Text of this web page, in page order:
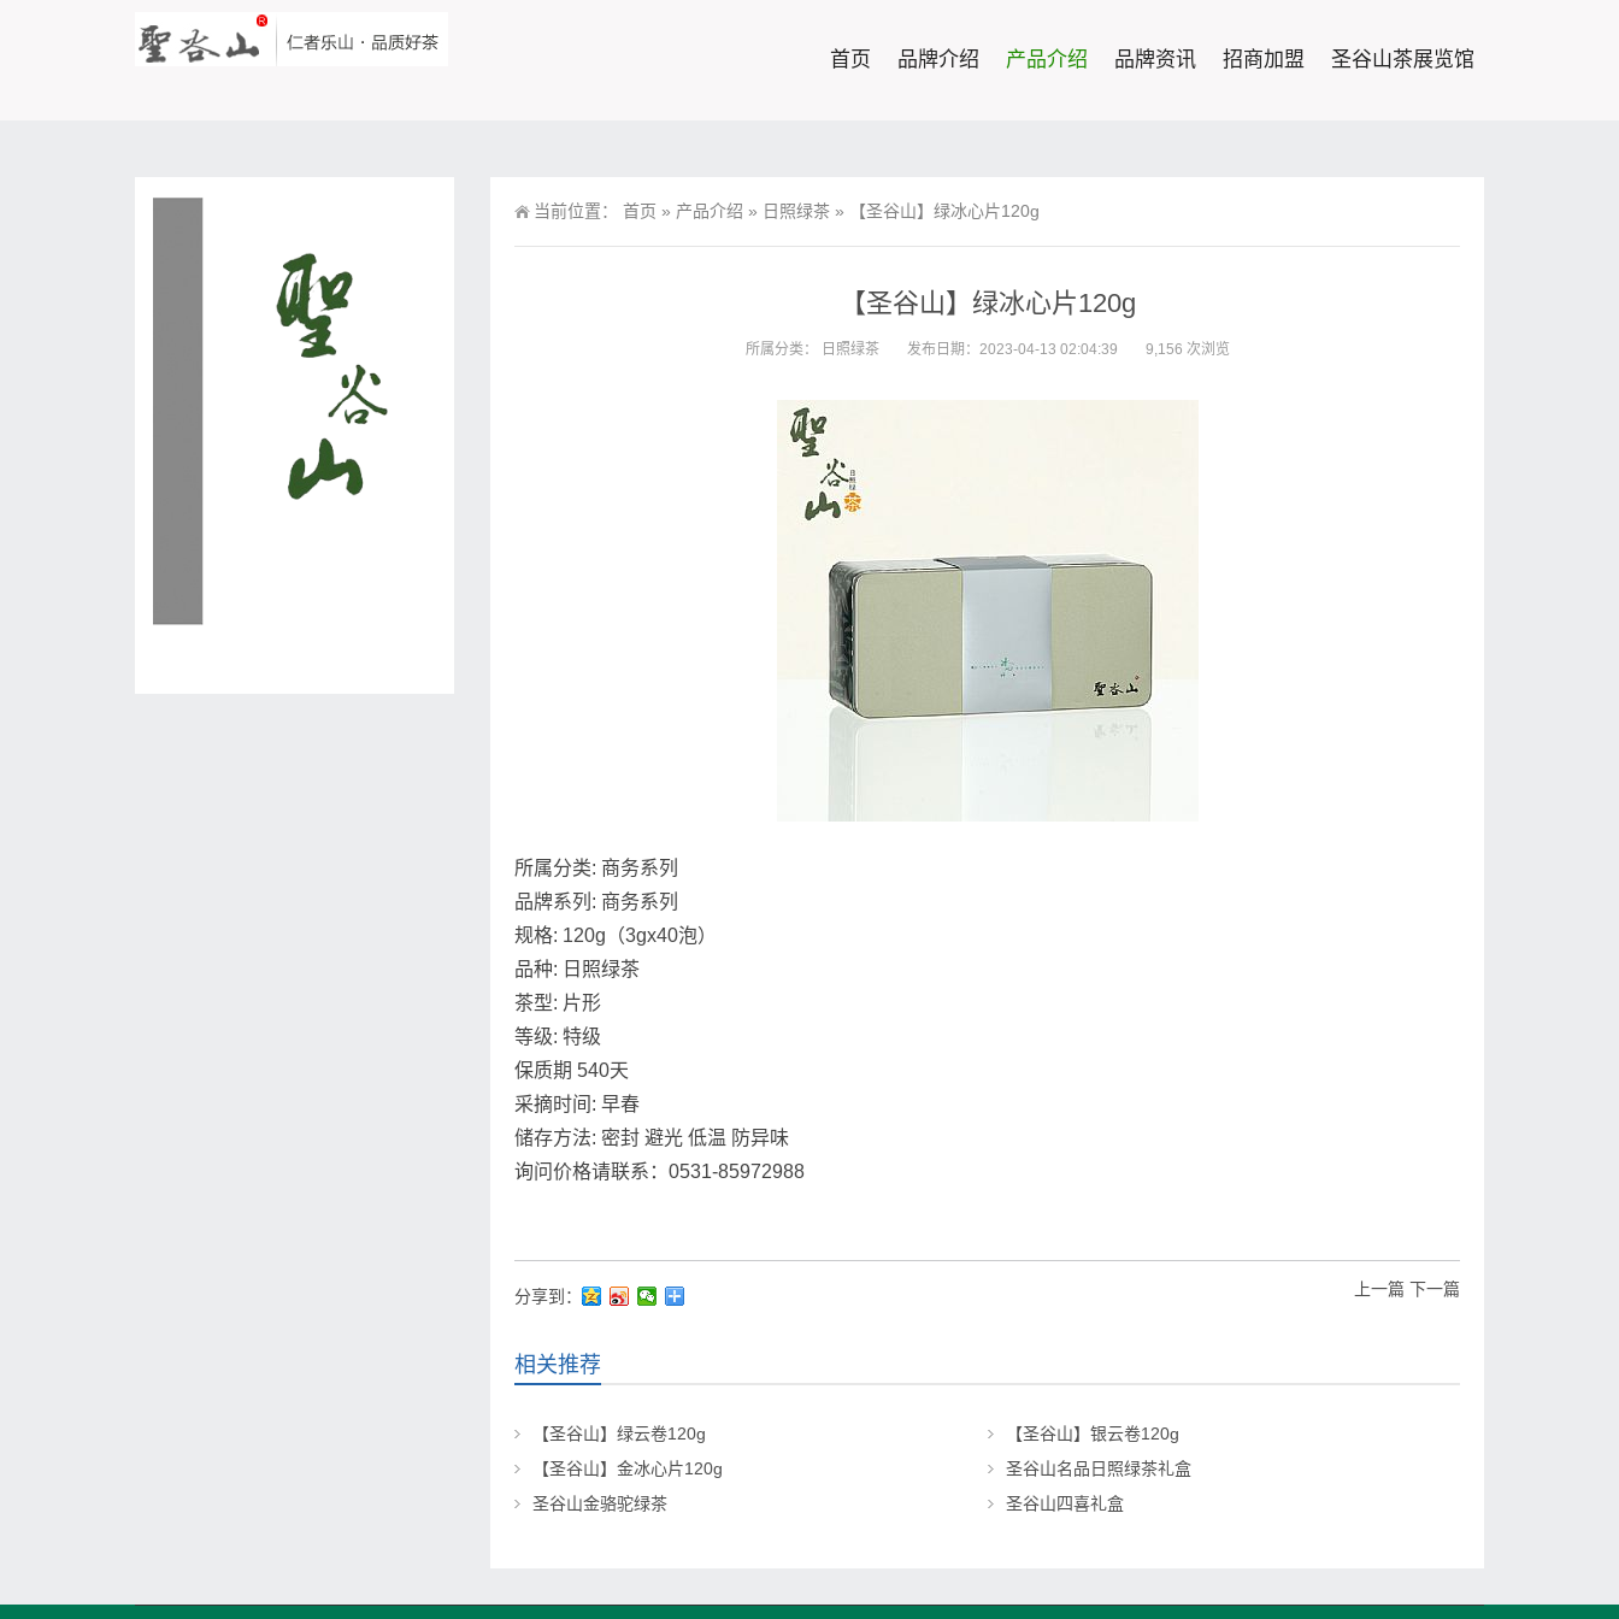
首页 品牌介绍 产品介绍 品牌资讯 招商加盟 圣谷山茶展览馆
当前位置： 首页 » 产品介绍 » 日照绿茶 » 【圣谷山】绿冰心片120g
【圣谷山】绿冰心片120g
所属分类： 日照绿茶 发布日期：2023-04-13 02:04:39 9,156 次浏览
所属分类: 商务系列
品牌系列: 商务系列
规格: 120g（3gx40泡）
品种: 日照绿茶
茶型: 片形
等级: 特级
保质期 540天
采摘时间: 早春
储存方法: 密封 避光 低温 防异味
询问价格请联系：0531-85972988
上一篇 下一篇
分享到：
相关推荐
【圣谷山】绿云卷120g
【圣谷山】银云卷120g
【圣谷山】金冰心片120g
圣谷山名品日照绿茶礼盒
圣谷山金骆驼绿茶
圣谷山四喜礼盒